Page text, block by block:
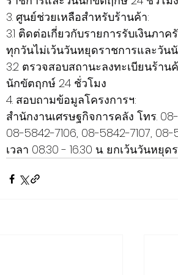
3. ศูนย์ช่วยเหลือสำหรับร้านค้า:
3.1 ติดต่อเกี่ยวกับรายการรับเงินภาครั
ทุกวันไม่เว้นวันหยุดราชการและวัน
3.2 ตรวจสอบสถานะลงทะเบียนร้าน
นักขัตฤกษ์ 24 ชั่วโมง
4. สอบถามข้อมูลโครงการฯ:
สำนักงานเศรษฐกิจการคลัง โทร.
08-5842-7106, 08-5842-7107,
เวลา 08.30 - 16.30 น. ยกเว้นวันห